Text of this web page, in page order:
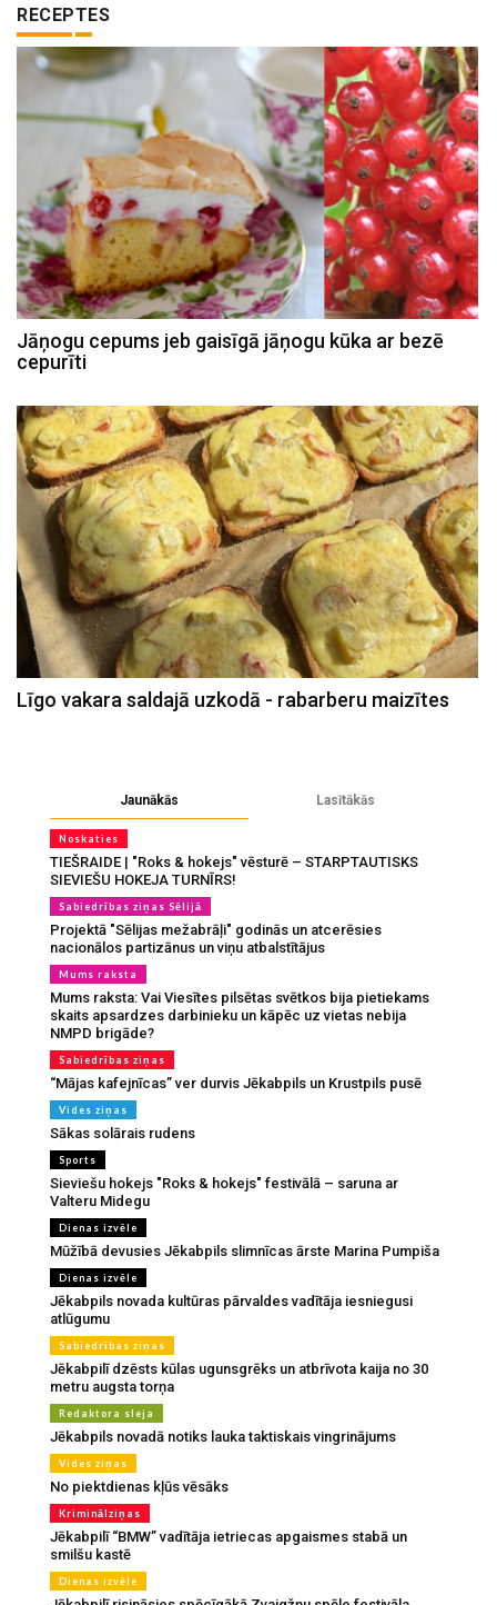
RECEPTES
Jāņogu cepums jeb gaisīgā jāņogu kūka ar bezē
cepurīti
Līgo vakara saldajā uzkodā - rabarberu maizītes
Jaunākās Lasītākās
Noskaties
TIEŠRAIDE | "Roks & hokejs" vēsturē – STARPTAUTISKS
SIEVIEŠU HOKEJA TURNĪRS!
Sabiedrības ziņas Sēlijā
Projektā "Sēlijas mežabrāļi" godinās un atcerēsies
nacionālos partizānus un viņu atbalstītājus
Mums raksta
Mums raksta: Vai Viesītes pilsētas svētkos bija pietiekams
skaits apsardzes darbinieku un kāpēc uz vietas nebija
NMPD brigāde?
Sabiedrības ziņas
“Mājas kafejnīcas” ver durvis Jēkabpils un Krustpils pusē
Vides ziņas
Sākas solārais rudens
Sports
Sieviešu hokejs "Roks & hokejs" festivālā – saruna ar
Valteru Midegu
Dienas izvēle
Mūžībā devusies Jēkabpils slimnīcas ārste Marina Pumpiša
Dienas izvēle
Jēkabpils novada kultūras pārvaldes vadītāja iesniegusi
atlūgumu
Sabiedrības ziņas
Jēkabpilī dzēsts kūlas ugunsgrēks un atbrīvota kaija no 30
metru augsta torņa
Redaktora sleja
Jēkabpils novadā notiks lauka taktiskais vingrinājums
Vides ziņas
No piektdienas kļūs vēsāks
Kriminālziņas
Jēkabpilī “BMW” vadītāja ietriecas apgaismes stabā un
smilšu kastē
Dienas izvēle